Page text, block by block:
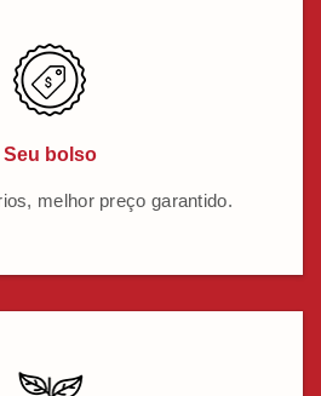
Seu bolso
melhor preço garantido.